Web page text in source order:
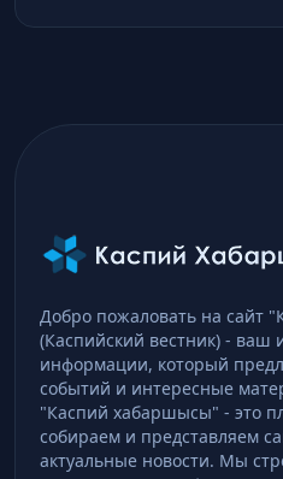
Добро пожаловать на сайт
(Каспийский вестник) - ваш
информации, который
событий и интересные
"Каспий хабаршысы" - это
собираем и представляем
актуальные новости. Мы